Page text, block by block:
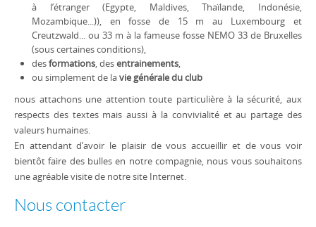
à l’étranger (Egypte, Maldives, Thaïlande, Indonésie,
Mozambique...)), en fosse de 15 m au Luxembourg et
Creutzwald... ou 33 m à la fameuse fosse NEMO 33 de Bruxelles
(sous certaines conditions),
desformations, desentrainements,
ou simplement de lavie générale du club
nous attachons une attention toute particulière à la sécurité, aux
respects des textes mais aussi à la convivialité et au partage des
valeurs humaines.
En attendant d’avoir le plaisir de vous accueillir et de vous voir
bientôt faire des bulles en notre compagnie, nous vous souhaitons
une agréable visite de notre site Internet.
Nous contacter